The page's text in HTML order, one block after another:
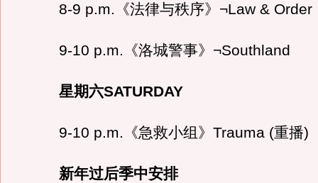
8-9 p.m.《法律与秩序》¬Law & Order
9-10 p.m.《洛城警事》¬Southland
星期六SATURDAY
9-10 p.m.《急救小组》Trauma (重播)
新年过后季中安排